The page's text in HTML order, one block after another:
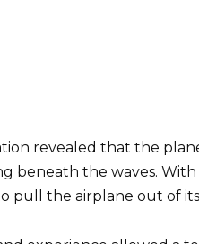
revealed that the
beneath the waves.
pull the airplane out of